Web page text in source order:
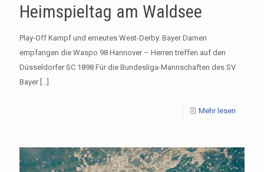
Heimspieltag am Waldsee
Play-Off Kampf und erneutes West-Derby. Bayer Damen
empfangen die Waspo 98 Hannover – Herren treffen auf den
Düsseldorfer SC 1898 Für die Bundesliga-Mannschaften des SV
Bayer[…]
Mehr lesen